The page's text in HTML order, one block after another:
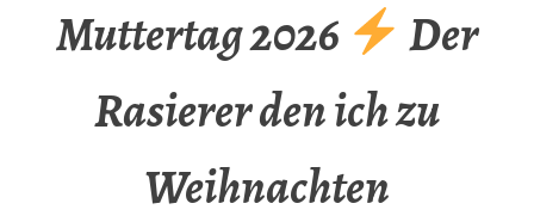
Muttertag 2026
Der
Rasierer den ich zu
Weihnachten